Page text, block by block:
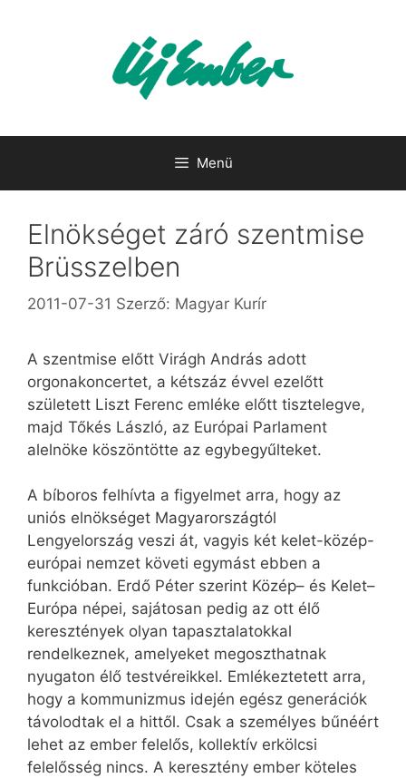
Menü
Elnökséget záró szentmise
Brüsszelben
2011-07-31 Szerző: Magyar Kurír
A szentmise előtt Virágh András adott
orgonakoncertet, a kétszáz évvel ezelőtt
született Liszt Ferenc emléke előtt tisztelegve,
majd Tőkés László, az Európai Parlament
alelnöke köszöntötte az egybegyűlteket.
A bíboros felhívta a figyelmet arra, hogy az
uniós elnökséget Magyarországtól
Lengyelország veszi át, vagyis két kelet-közép-
európai nemzet követi egymást ebben a
funkcióban. Erdő Péter szerint Közép– és Kelet–
Európa népei, sajátosan pedig az ott élő
keresztények olyan tapasztalatokkal
rendelkeznek, amelyeket megoszthatnak
nyugaton élő testvéreikkel. Emlékeztetett arra,
hogy a kommunizmus idején egész generációk
távolodtak el a hittől. Csak a személyes bűnéért
lehet az ember felelős, kollektív erkölcsi
felelősség nincs. A keresztény ember köteles